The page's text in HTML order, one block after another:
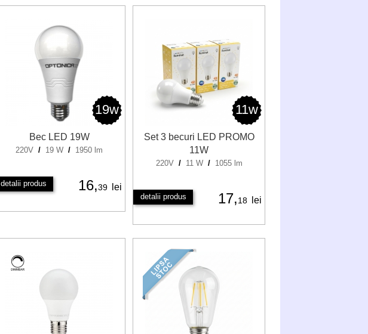
19w
Bec LED 19W
220V / 19 W / 1950 lm
detalii produs 16,39 lei
11w
Set 3 becuri LED PROMO
11W
220V / 11 W / 1055 lm
detalii produs 17,18 lei